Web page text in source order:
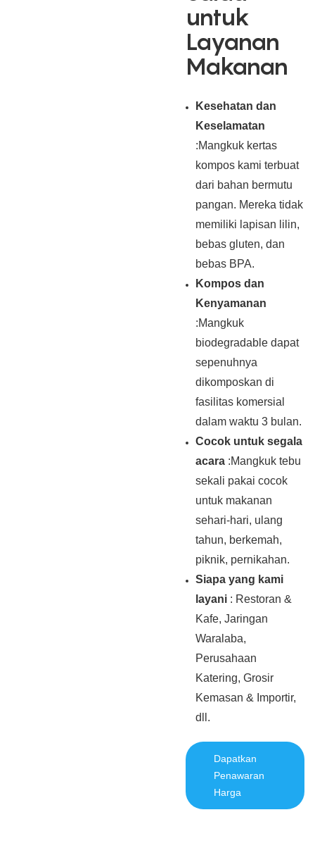
untuk
Layanan
Makanan
Kesehatan dan
Keselamatan
:Mangkuk kertas
kompos kami terbuat
dari bahan bermutu
pangan. Mereka tidak
memiliki lapisan lilin,
bebas gluten, dan
bebas BPA.
Kompos dan
Kenyamanan
:Mangkuk
biodegradable dapat
sepenuhnya
dikomposkan di
fasilitas komersial
dalam waktu 3 bulan.
Cocok untuk segala
acara :Mangkuk tebu
sekali pakai cocok
untuk makanan
sehari-hari, ulang
tahun, berkemah,
piknik, pernikahan.
Siapa yang kami
layani : Restoran &
Kafe, Jaringan
Waralaba,
Perusahaan
Katering, Grosir
Kemasan & Importir,
dll.
Dapatkan
Penawaran
Harga